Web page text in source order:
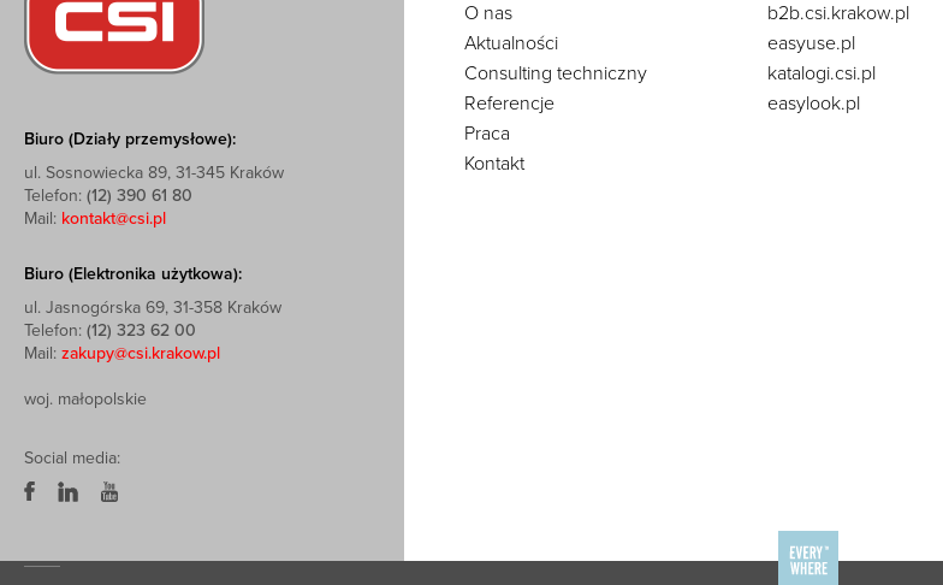
Biuro (Działy przemysłowe):
ul. Sosnowiecka 89, 31-345 Kraków
Telefon: (12) 390 61 80
Mail: kontakt@csi.pl
Biuro (Elektronika użytkowa):
ul. Jasnogórska 69, 31-358 Kraków
Telefon: (12) 323 62 00
Mail: zakupy@csi.krakow.pl
woj. małopolskie
Social media:
O nas
Aktualności
Consulting techniczny
Referencje
Praca
Kontakt
b2b.csi.krakow.pl
easyuse.pl
katalogi.csi.pl
easylook.pl